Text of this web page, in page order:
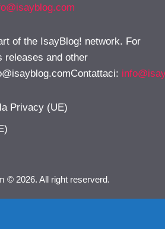
of the IsayBlog! network. For
releases and other
:
Privacy (UE)
© 2026. All right reserverd.